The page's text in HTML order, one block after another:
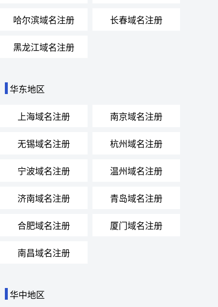
哈尔滨域名注册 长春域名注册
黑龙江域名注册
华东地区
上海域名注册 南京域名注册
无锡域名注册 杭州域名注册
宁波域名注册 温州域名注册
济南域名注册 青岛域名注册
合肥域名注册 厦门域名注册
南昌域名注册
华中地区